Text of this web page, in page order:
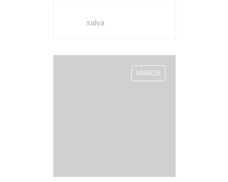
salva
VARIOS